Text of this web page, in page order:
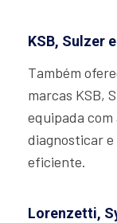
KSB, Sulzer
Também
marcas KSB,
equipada
diagnosticar
eficiente.
Lorenzetti,